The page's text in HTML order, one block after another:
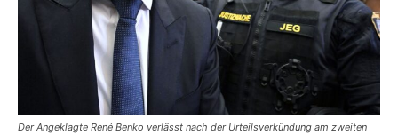
Der Angeklagte René Benko verlässt nach der Urteilsverkündung am zweiten